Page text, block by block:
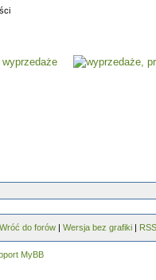
Wróć do forów | Wersja bez grafiki | RSS
MyBB